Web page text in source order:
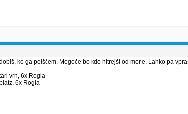
ko ga poiščem. Mogoče bo kdo hitrejši od mene. Lahko pa
vrh, 6x Rogla
6x Rogla